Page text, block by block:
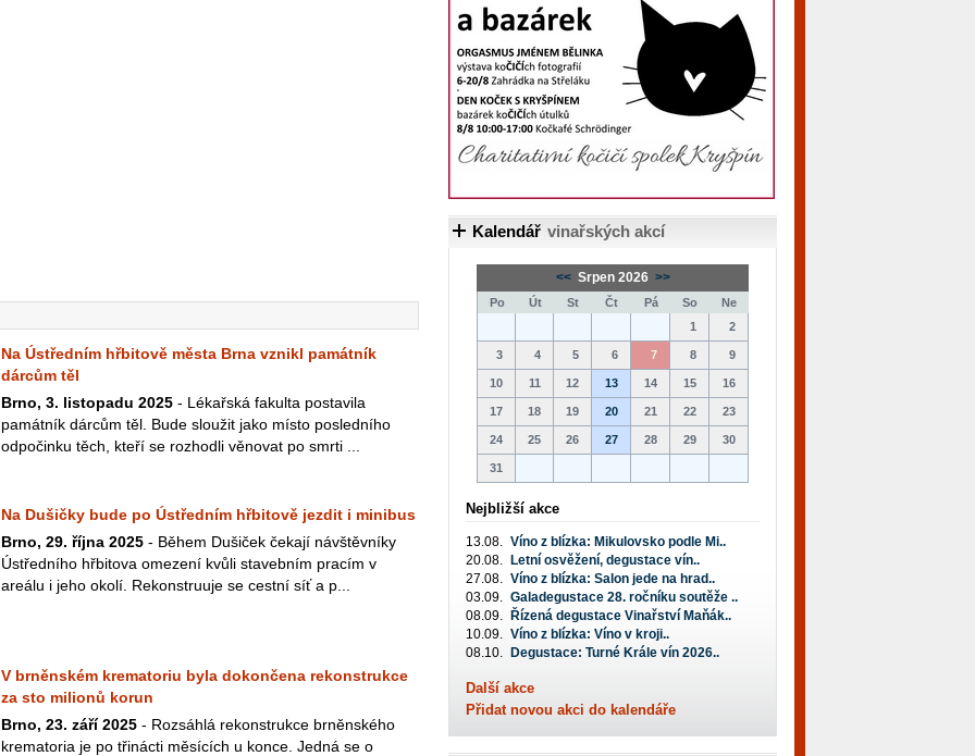
Na Ústředním hřbitově města Brna vznikl památník
dárcům těl
Brno, 3. listopadu 2025 - Lékařská fakulta postavila
památník dárcům těl. Bude sloužit jako místo posledního
odpočinku těch, kteří se rozhodli věnovat po smrti ...
Na Dušičky bude po Ústředním hřbitově jezdit i minibus
Brno, 29. října 2025 - Během Dušiček čekají návštěvníky
Ústředního hřbitova omezení kvůli stavebním pracím v
areálu i jeho okolí. Rekonstruuje se cestní síť a p...
V brněnském krematoriu byla dokončena rekonstrukce
za sto milionů korun
Brno, 23. září 2025 - Rozsáhlá rekonstrukce brněnského
krematoria je po třinácti měsících u konce. Jedná se o
Kalendář vinařských akcí
<< Srpen 2026 >>
Po Út St Čt Pá So
Ne
1
2
3 4 5 6 7 8 9
10 11 12 13 14 15 16
17 18 19 20 21 22 23
24 25 26 27 28 29 30
31
Nejbližší akce
13.08. Víno z blízka: Mikulovsko podle Mi..
20.08.
Letní osvěžení, degustace vín..
27.08. Víno z blízka: Salon jede na hrad..
03.09. Galadegustace 28. ročníku soutěže ..
08.09.
Řízená degustace Vinařství Maňák..
10.09. Víno z blízka: Víno v kroji..
08.10.
Degustace: Turné Krále vín 2026..
Další akce
Přidat novou akci do kalendáře